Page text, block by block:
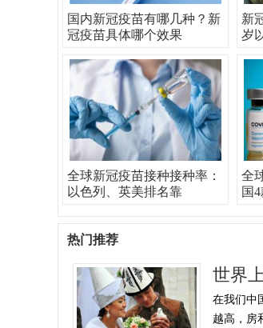
国内新冠疫苗有哪几种？新
冠疫苗具体哪个效果
新
岁
全球新冠疫苗接种接种率：
以色列、英美排名靠
全
国
热门推荐
世界
在我们中
越高，房